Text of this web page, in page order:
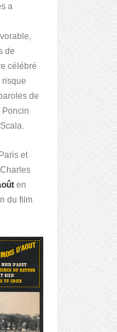
a
de
célébré
risque
de
Poncin
et
en
du film